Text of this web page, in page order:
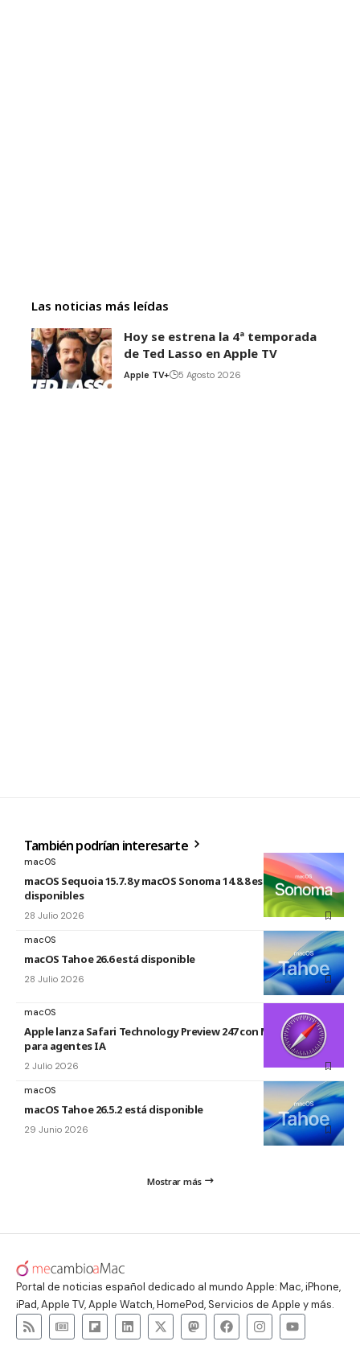
Las noticias más leídas
Hoy se estrena la 4ª temporada
de Ted Lasso en Apple TV
Apple TV+ 5 Agosto 2026
También podrían interesarte
macOS
macOS Sequoia 15.7.8 y macOS Sonoma 14.8.8 están
disponibles
28 Julio 2026
macOS
macOS Tahoe 26.6 está disponible
28 Julio 2026
macOS
Apple lanza Safari Technology Preview 247 con MCP Server
para agentes IA
2 Julio 2026
macOS
macOS Tahoe 26.5.2 está disponible
29 Junio 2026
Mostrar más
Portal de noticias español dedicado al mundo Apple: Mac, iPhone,
iPad, Apple TV, Apple Watch, HomePod, Servicios de Apple y más.